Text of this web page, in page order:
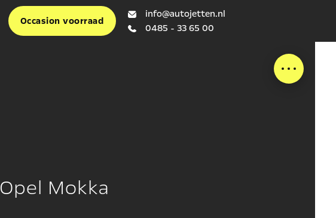
Occasion voorraad
info@autojetten.nl
0485 - 33 65 00
Opel Mokka